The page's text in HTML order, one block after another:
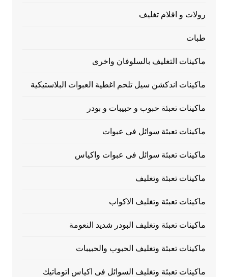
رولات و افلام تغليف
طبات
ماكينات التغليف بالسلوفان واخرى
ماكينات اندكشن سيل تلحم اغطية العبوات البلاستيكية
ماكينات تعبئة حبوب و حبيبات و بودر
ماكينات تعبئة سوائل فى عبوات
ماكينات تعبئة سوائل فى عبوات واكياس
ماكينات تعبئة وتغليف
ماكينات تعبئة وتغليف الاكواب
ماكينات تعبئة وتغليف البودر شديد النعومة
ماكينات تعبئة وتغليف الحبوب والحبيبات
ماكينات تعبئة وتغليف السوائل فى اكياس اتوماتيك